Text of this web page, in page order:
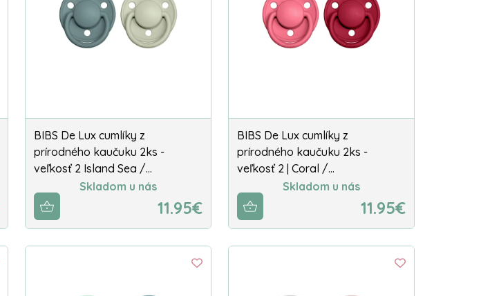
BIBS De Lux cumlíky z
prírodného kaučuku 2ks -
veľkosť 2 Island Sea /…
Skladom u nás
11.95€
BIBS De Lux cumlíky z
prírodného kaučuku 2ks -
veľkosť 2 | Coral /…
Skladom u nás
11.95€